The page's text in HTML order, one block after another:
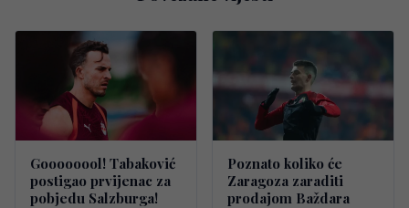
Goooooool! Tabaković
postigao prvijenac za
pobjedu Salzburga!
Poznato koliko će
Zaragoza zaraditi
prodajom Baždara